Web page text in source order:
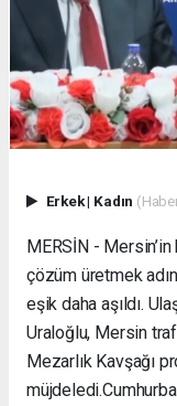
Erkek| Kadın
MERSİN -
çözüm üretmek
eşik daha aşıldı.
Uraloğlu, Mersin
Mezarlık Kavşağı
müjdeledi.